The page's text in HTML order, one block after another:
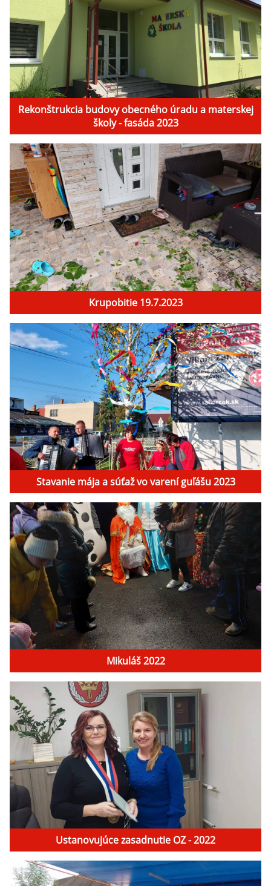
Rekonštrukcia budovy obecného úradu a materskej
školy - fasáda 2023
Krupobitie 19.7.2023
Stavanie mája a súťaž vo varení guľášu 2023
Mikuláš 2022
Ustanovujúce zasadnutie OZ - 2022